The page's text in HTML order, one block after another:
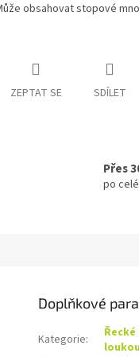
obsahovat stopové
ZEPTAT SE SDÍLET
Přes
po celé
Doplňkové
Kategorie: